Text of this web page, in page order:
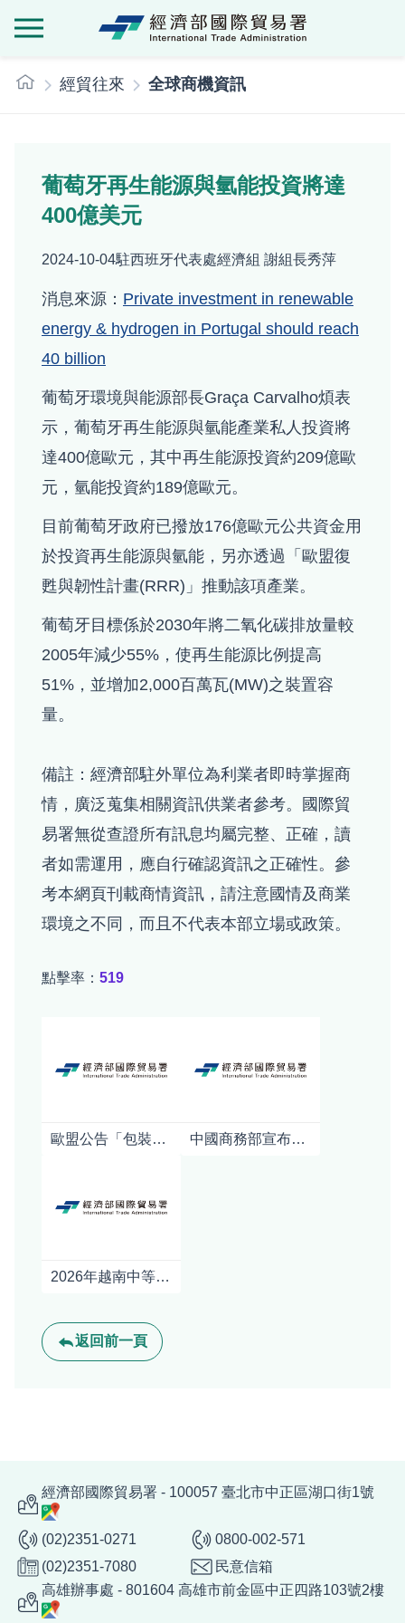
::: 經貿往來 全球商機資訊
葡萄牙再生能源與氫能投資將達
400億美元
2024-10-04駐西班牙代表處經濟組 謝組長秀萍
消息來源： Private investment in renewable
energy & hydrogen in Portugal should reach
40 billion
葡萄牙環境與能源部長Graça Carvalho煩表
示，葡萄牙再生能源與氫能產業私人投資將
達400億歐元，其中再生能源投資約209億歐
元，氫能投資約189億歐元。
目前葡萄牙政府已撥放176億歐元公共資金用
於投資再生能源與氫能，另亦透過「歐盟復
甦與韌性計畫(RRR)」推動該項產業。
葡萄牙目標係於2030年將二氧化碳排放量較
2005年減少55%，使再生能源比例提高
51%，並增加2,000百萬瓦(MW)之裝置容
量。
備註：經濟部駐外單位為利業者即時掌握商
情，廣泛蒐集相關資訊供業者參考。國際貿
易署無從查證所有訊息均屬完整、正確，讀
者如需運用，應自行確認資訊之正確性。參
考本網頁刊載商情資訊，請注意國情及商業
環境之不同，而且不代表本部立場或政策。
點擊率： 519
歐盟公告「包裝及包裝廢棄物規章」(PPWR)之指引及常見問答 中國商務部宣布對日本強化軍商兩用貨品出口管制對日本產業影響之初步分析
2026年越南中等收入階層及消費情況
返回前一頁
經濟部國際貿易署 - 100057 臺北市中正區湖口街1號
(02)2351-0271
0800-002-571
(02)2351-7080
民意信箱
高雄辦事處 - 801604 高雄市前金區中正四路103號2樓